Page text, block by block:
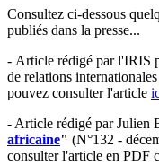
Consultez ci-dessous
publiés dans la presse...
- Article rédigé par l'IRIS
de relations
pouvez consulter l'article
- Article rédigé par Julien
africaine" (N°132 -
consulter l'article en PDF